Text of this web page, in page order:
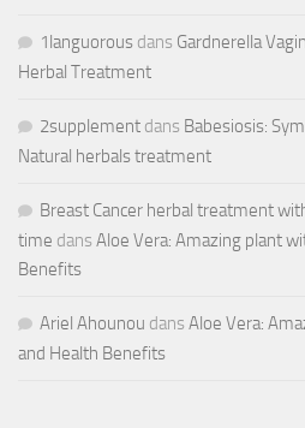
1languorous dans Gardnerella
Herbal Treatment
2supplement dans Babesiosis:
Natural herbals treatment
Breast Cancer herbal treatment
time dans Aloe Vera: Amazing plant
Benefits
Ariel Ahounou dans Aloe Vera:
and Health Benefits